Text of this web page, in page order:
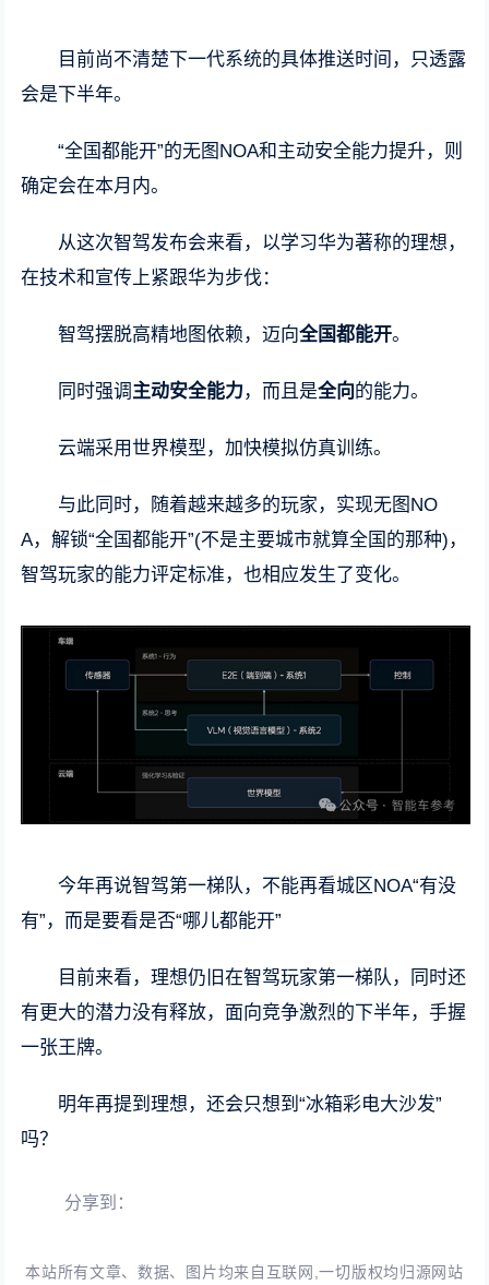
目前尚不清楚下一代系统的具体推送时间，只透露
会是下半年。
“全国都能开”的无图NOA和主动安全能力提升，则
确定会在本月内。
从这次智驾发布会来看，以学习华为著称的理想，
在技术和宣传上紧跟华为步伐：
智驾摆脱高精地图依赖，迈向全国都能开。
同时强调 主动安全能力 ，而且是全向的能力。
云端采用世界模型，加快模拟仿真训练。
与此同时，随着越来越多的玩家，实现无图NO
A，解锁“全国都能开”(不是主要城市就算全国的那种)，
智驾玩家的能力评定标准，也相应发生了变化。
今年再说智驾第一梯队，不能再看城区NOA“有没
有”，而是要看是否“哪儿都能开”
目前来看，理想仍旧在智驾玩家第一梯队，同时还
有更大的潜力没有释放，面向竞争激烈的下半年，手握
一张王牌。
明年再提到理想，还会只想到“冰箱彩电大沙发”
吗？
分享到：
本站所有文章、数据、图片均来自互联网,一切版权均归源网站